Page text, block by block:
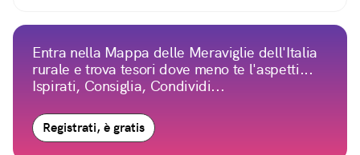
Entra nella Mappa delle Meraviglie dell'Italia
rurale e trova tesori dove meno te l'aspetti...
Ispirati, Consiglia, Condividi...
Registrati, è gratis